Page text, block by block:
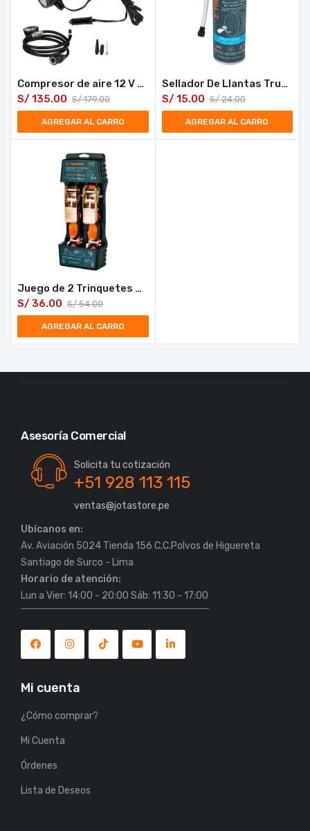
Compresor de aire 12 V Truper COMP-12
S/179.00
S/135.00
AGREGAR AL CARRO
Sellador De Llantas Truper Inflador Repara Fugas 340ml INF-12
S/24.00
S/15.00
AGREGAR AL CARRO
Juego de 2 Trinquetes Sujetadores con ratchet 400 kg 3m
S/54.00
S/ 36.00
AGREGAR AL CARRO
Asesoría Comercial
Solicita tu cotización
+51 928 113 115
ventas@jotastore.pe
Ubícanos en:
Av. Aviación 5024 Tienda 156 C.C.Polvos de Higuereta
Horario de atención:
Lun a Vier: 14:00 - 20:00 Sáb: 11:30 - 17:00
Mi cuenta
¿Cómo comprar?
Mi Cuenta
Órdenes
Lista de Deseos